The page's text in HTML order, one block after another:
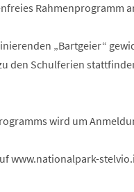
Rahmenprogramm
„Bartgeier“
den Schulferien
wird um
www.nationalpark-